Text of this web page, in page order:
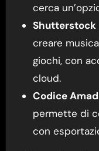
cerca
Shutterstock
creare
giochi, con
cloud.
Codice
permette di
con